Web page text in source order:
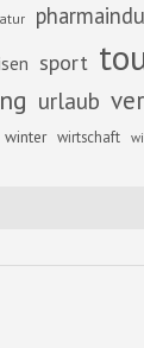
sport
urlaub
winter wirtschaft